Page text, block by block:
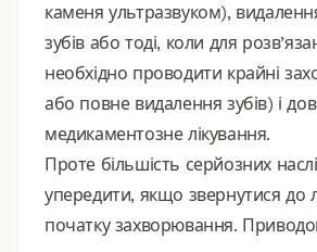
каменя ультразвуком),
зубів або тоді, коли для
необхідно проводити крайні
або повне видалення зубів) і
медикаментозне лікування.
Проте більшість серйозних
упередити, якщо звернутися до
початку захворювання.